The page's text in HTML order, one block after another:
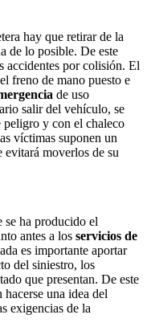
hay que retirar de la
de lo posible. De este
accidentes por colisión. El
freno de mano puesto e
de uso
salir del vehículo, se
peligro y con el chaleco
víctimas suponen un
evitará moverlos de su
se ha producido el
antes a los servicios de
es importante aportar
del siniestro, los
que presentan. De este
una idea del
exigencias de la